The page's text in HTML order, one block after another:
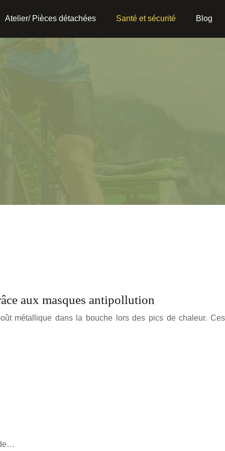
Atelier/ Pièces détachées Santé et sécurité Blog
aux masques antipollution
métallique dans la bouche lors des pics de chaleur. Ces